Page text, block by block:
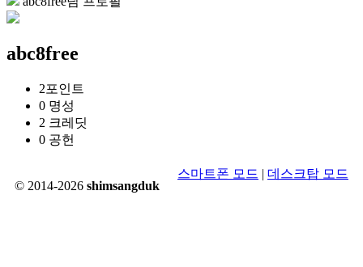
abc8free
2포인트
0 명성
2 크레딧
0 공헌
© 2014-2026 shimsangduk
스마트폰 모드 | 데스크탑 모드